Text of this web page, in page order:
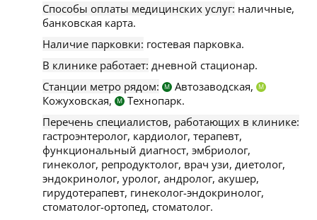
Способы оплаты медицинских услуг: наличные,
банковская карта.
Наличие парковки: гостевая парковка.
В клинике работает: дневной стационар.
Станции метро рядом:
М Автозаводская, М
Кожуховская, М Технопарк.
Перечень специалистов, работающих в клинике:
гастроэнтеролог, кардиолог, терапевт,
функциональный диагност, эмбриолог,
гинеколог, репродуктолог, врач узи, диетолог,
эндокринолог, уролог, андролог, акушер,
гирудотерапевт, гинеколог-эндокринолог,
стоматолог-ортопед, стоматолог.